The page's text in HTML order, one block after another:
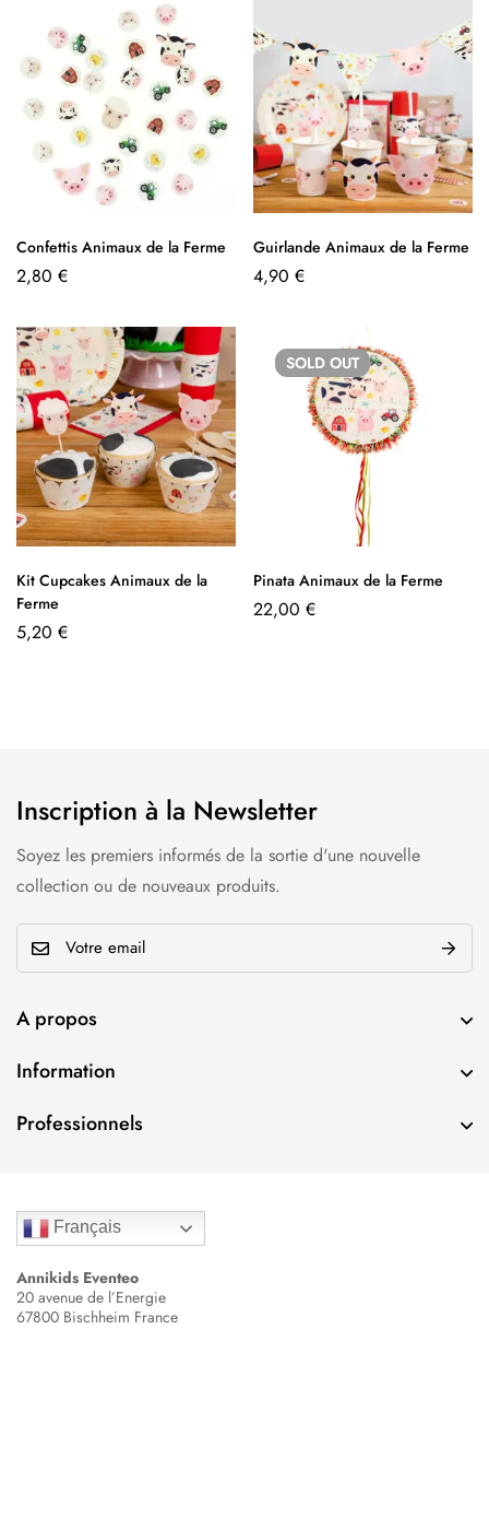
Confettis Animaux de la Ferme
2,80 €
Guirlande Animaux de la Ferme
4,90 €
Kit Cupcakes Animaux de la
Ferme
5,20 €
SOLD OUT
Pinata Animaux de la Ferme
22,00 €
A propos
Inscription à la Newsletter
Soyez les premiers informés de la sortie d'une nouvelle
collection ou de nouveaux produits.
m
i
lInformation
Professionnels
Français
Annikids Eventeo
20 avenue de l’Energie
67800 Bischheim France